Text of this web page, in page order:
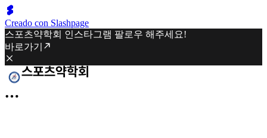
Creado con Slashpage
스포츠약학회 인스타그램 팔로우 해주세요!
바로가기